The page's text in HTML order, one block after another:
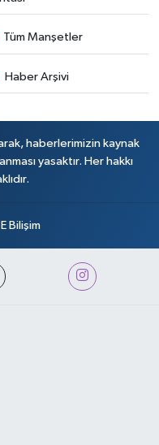
Tüm Manşetler
Haber Arşivi
haberlerimizin kaynak
yasaktır. Her hakkı
Bilişim